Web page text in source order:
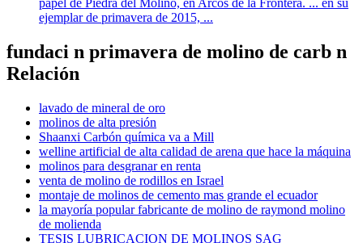
papel de Piedra del Molino, en Arcos de la Frontera. ... en su
ejemplar de primavera de 2015, ...
fundaci n primavera de molino de carb n
Relación
lavado de mineral de oro
molinos de alta presión
Shaanxi Carbón química va a Mill
welline artificial de alta calidad de arena que hace la máquina
molinos para desgranar en renta
venta de molino de rodillos en Israel
montaje de molinos de cemento mas grande el ecuador
la mayoría popular fabricante de molino de raymond molino
de molienda
TESIS LUBRICACION DE MOLINOS SAG